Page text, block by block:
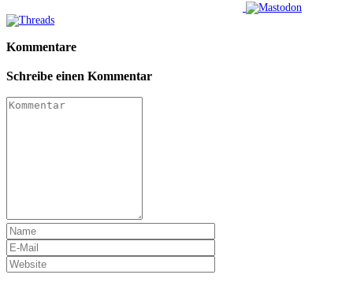
Kommentare
Schreibe einen Kommentar